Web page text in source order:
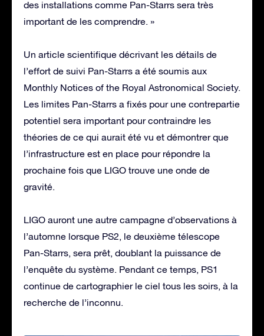
des installations comme Pan-Starrs sera très
important de les comprendre. »
Un article scientifique décrivant les détails de
l’effort de suivi Pan-Starrs a été soumis aux
Monthly Notices of the Royal Astronomical Society.
Les limites Pan-Starrs a fixés pour une contrepartie
potentiel sera important pour contraindre les
théories de ce qui aurait été vu et démontrer que
l’infrastructure est en place pour répondre la
prochaine fois que LIGO trouve une onde de
gravité.
LIGO auront une autre campagne d’observations à
l’automne lorsque PS2, le deuxième télescope
Pan-Starrs, sera prêt, doublant la puissance de
l’enquête du système. Pendant ce temps, PS1
continue de cartographier le ciel tous les soirs, à la
recherche de l’inconnu.